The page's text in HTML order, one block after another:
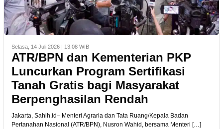
Selasa, 14 Juli 2026 | 13:08 WIB
ATR/BPN dan Kementerian PKP
Luncurkan Program Sertifikasi
Tanah Gratis bagi Masyarakat
Berpenghasilan Rendah
Jakarta, Sahih.id– Menteri Agraria dan Tata Ruang/Kepala Badan
Pertanahan Nasional (ATR/BPN), Nusron Wahid, bersama Menteri […]